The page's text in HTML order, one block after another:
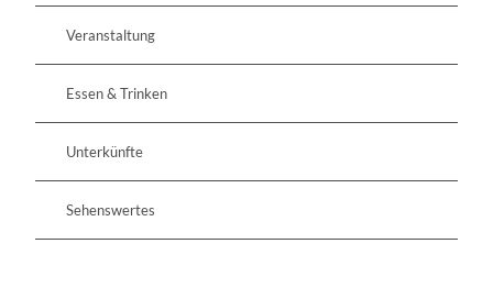
Veranstaltung
Essen & Trinken
Unterkünfte
Sehenswertes